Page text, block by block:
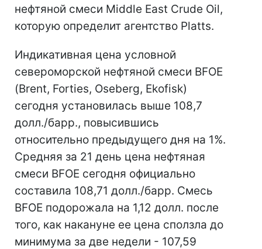
нефтяной смеси Middle East Crude Oil,
которую определит агентство Platts.
Индикативная цена условной
североморской нефтяной смеси BFOE
(Brent, Forties, Oseberg, Ekofisk)
сегодня установилась выше 108,7
долл./барр., повысившись
относительно предыдущего дня на 1%.
Средняя за 21 день цена нефтяная
смеси BFOE сегодня официально
составила 108,71 долл./барр. Смесь
BFOE подорожала на 1,12 долл. после
того, как накануне ее цена сползла до
минимума за две недели - 107,59